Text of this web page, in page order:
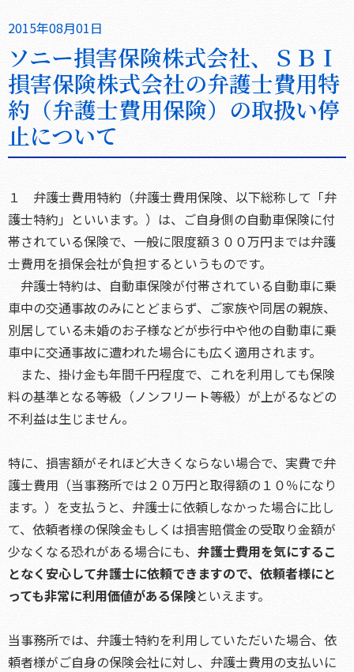
2015年08月01日
ソニー損害保険株式会社、ＳＢＩ
損害保険株式会社の弁護士費用特
約（弁護士費用保険）の取扱い停
止について
１ 弁護士費用特約（弁護士費用保険、以下総称して「弁
護士特約」といいます。）は、ご自身側の自動車保険に付
帯されている保険で、一般に限度額３００万円までは弁護
士費用を損保会社が負担するというものです。
弁護士特約は、自動車保険が付帯されている自動車に乗
車中の交通事故のみにとどまらず、ご家族や同居の親族、
別居している未婚のお子様などが歩行中や他の自動車に乗
車中に交通事故に遭われた場合にも広く適用されます。
また、掛け金も年間千円程度で、これを利用しても保険
料の基準となる等級（ノンフリート等級）が上がるなどの
不利益は生じません。
特に、損害額がそれほど大きくならない場合で、実費で弁
護士費用（当事務所では２０万円と取得額の１０％になり
ます。）を支払うと、弁護士に依頼しなかった場合に比し
て、依頼者様の保険金もしくは損害賠償金の受取り金額が
少なくなる恐れがある場合にも、 弁護士費用を気にするこ
となく安心して弁護士に依頼できますので、依頼者様にと
っても非常に利用価値がある保険といえます。
当事務所では、弁護士特約を利用していただいた場合、依
頼者様がご自身の保険会社に対し、弁護士費用の支払いに